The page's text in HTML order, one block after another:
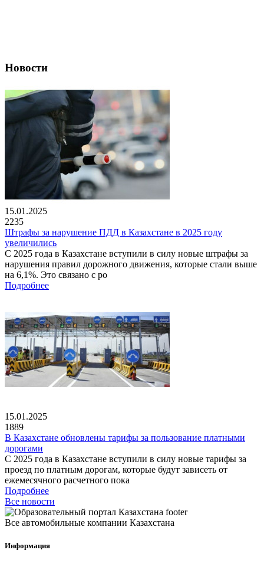
Новости
15.01.2025
2235
Штрафы за нарушение ПДД в Казахстане в 2025 году
увеличились
С 2025 года в Казахстане вступили в силу новые штрафы за
нарушения правил дорожного движения, которые стали выше
на 6,1%. Это связано с ро
Подробнее
15.01.2025
1889
В Казахстане обновлены тарифы за пользование платными
дорогами
С 2025 года в Казахстане вступили в силу новые тарифы за
проезд по платным дорогам, которые будут зависеть от
ежемесячного расчетного пока
Подробнее
Все новости
Все автомобильные компании Казахстана
Информация